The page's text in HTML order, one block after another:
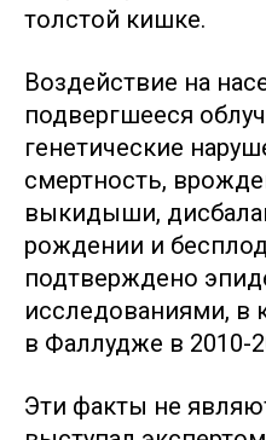
толстой кишке.
Воздействие на
подвергшееся
генетические
смертность,
выкидыши,
рождении и
подтверждено
исследованиями, в
в Фаллудже в 2010-
Эти факты не